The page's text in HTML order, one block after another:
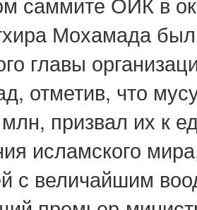
Мохамада
главы
отметив, что
призвал их к
исламского
с величайшим